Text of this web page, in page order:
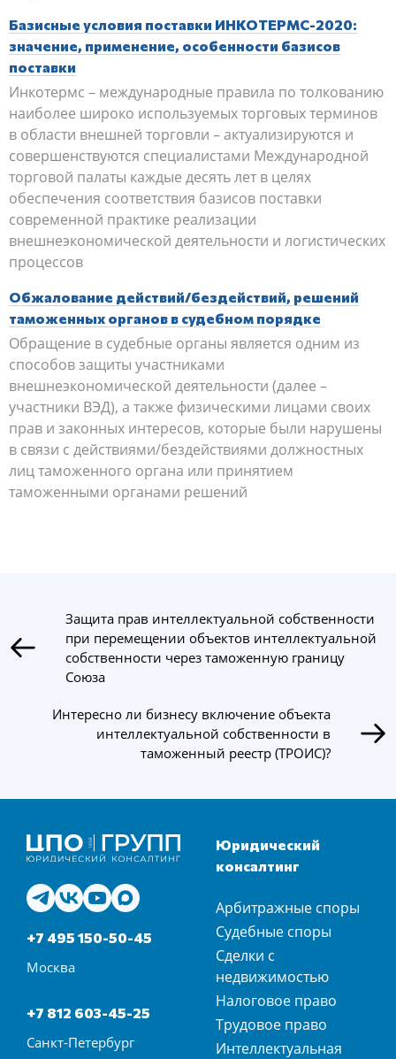
Базисные условия поставки ИНКОТЕРМС-2020:
значение, применение, особенности базисов
поставки
Инкотермс – международные правила по толкованию
наиболее широко используемых торговых терминов
в области внешней торговли – актуализируются и
совершенствуются специалистами Международной
торговой палаты каждые десять лет в целях
обеспечения соответствия базисов поставки
современной практике реализации
внешнеэкономической деятельности и логистических
процессов
Обжалование действий/бездействий, решений
таможенных органов в судебном порядке
Обращение в судебные органы является одним из
способов защиты участниками
внешнеэкономической деятельности (далее –
участники ВЭД), а также физическими лицами своих
прав и законных интересов, которые были нарушены
в связи с действиями/бездействиями должностных
лиц таможенного органа или принятием
таможенными органами решений
Защита прав интеллектуальной собственности
при перемещении объектов интеллектуальной
собственности через таможенную границу
Союза
Интересно ли бизнесу включение объекта
интеллектуальной собственности в
таможенный реестр (ТРОИС)?
+7 495 150-50-45
Москва
+7 812 603-45-25
Санкт-Петербург
Юридический
консалтинг
Арбитражные споры
Судебные споры
Сделки с
недвижимостью
Налоговое право
Трудовое право
Интеллектуальная